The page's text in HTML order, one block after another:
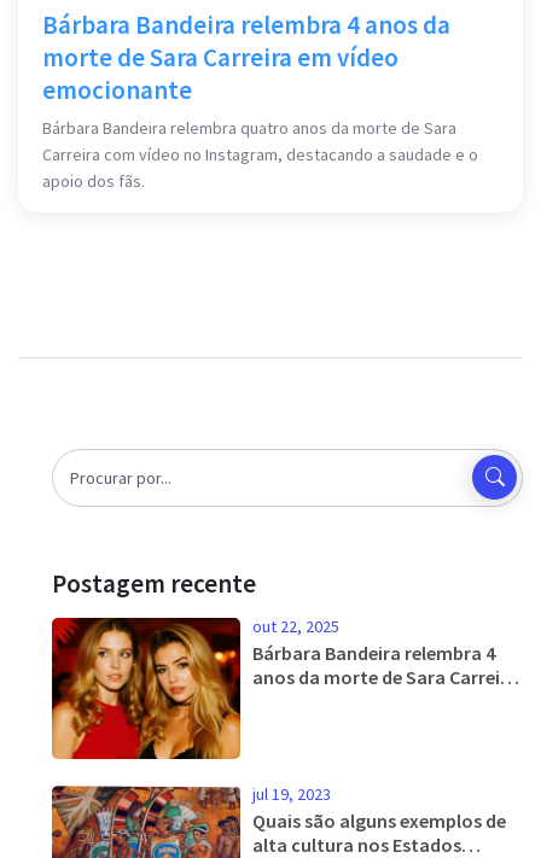
Bárbara Bandeira relembra 4 anos da
morte de Sara Carreira em vídeo
emocionante
Bárbara Bandeira relembra quatro anos da morte de Sara
Carreira com vídeo no Instagram, destacando a saudade e o
apoio dos fãs.
Postagem recente
out 22, 2025
Bárbara Bandeira relembra 4
anos da morte de Sara Carreira
jul 19, 2023
Quais são alguns exemplos de
alta cultura nos Estados